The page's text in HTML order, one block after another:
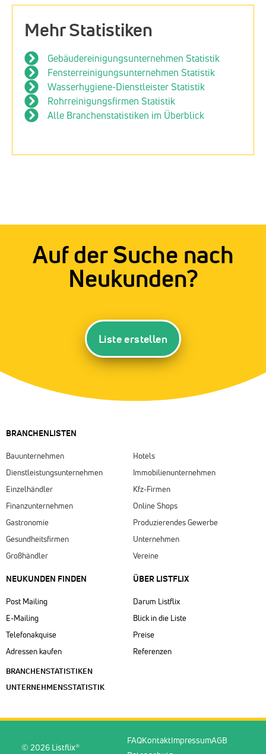
Mehr Statistiken
Gebäudereinigungsunternehmen Statistik
Fensterreinigungsunternehmen Statistik
Wasserhygiene-Dienstleister Statistik
Rohrreinigungsfirmen Statistik
Alle Branchenstatistiken im Überblick
Auf der Suche nach
Neukunden?
Liste erstellen
BRANCHENLISTEN
Bauunternehmen
Dienstleistungsunternehmen
Einzelhändler
Finanzunternehmen
Gastronomie
Gesundheitsfirmen
Großhändler
Hotels
Immobilienunternehmen
Kfz-Firmen
Online Shops
Produzierendes Gewerbe
Unternehmen
Vereine
NEUKUNDEN FINDEN
Post Mailing
E-Mailing
Telefonakquise
Adressen kaufen
BRANCHENSTATISTIKEN
UNTERNEHMENSSTATISTIK
ÜBER LISTFLIX​
Darum Listflix
Blick in die Liste
Preise
Referenzen
© 2026 Listflix®
FAQKontaktImpressumAGB